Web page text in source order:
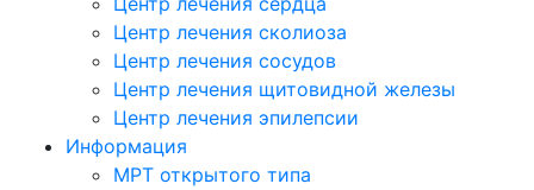
Центр лечения сколиоза
Центр лечения сосудов
Центр лечения щитовидной железы
Центр лечения эпилепсии
Информация
МРТ открытого типа